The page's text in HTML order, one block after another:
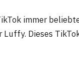
immer
Luffy. Dieses